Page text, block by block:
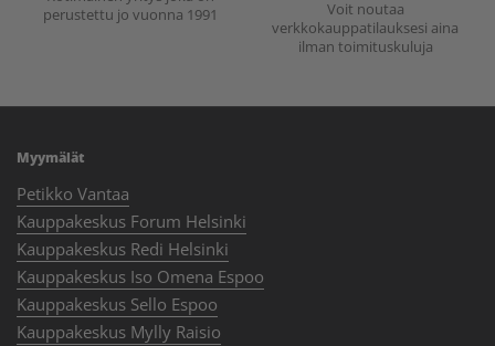
perustettu jo vuonna 1991
Voit noutaa
verkkokauppatilauksesi aina
ilman toimituskuluja
Myymälät
Petikko Vantaa
Kauppakeskus Forum Helsinki
Kauppakeskus Redi Helsinki
Kauppakeskus Iso Omena Espoo
Kauppakeskus Sello Espoo
Kauppakeskus Mylly Raisio